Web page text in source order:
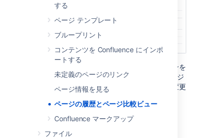
する
ページ テンプレート
ブループリント
コンテンツを Confluence にインポ
ートする
未定義のページのリンク
ページ情報を見る
ページの履歴とページ比較ビュー
Confluence マークアップ
ファイル
各アバターをポイントすると、そのバージョンを
変更した人物の名前を表示します。1 つのページ
バージョンでそれぞれの人物が行った個々の変更
古いバージョンを見る